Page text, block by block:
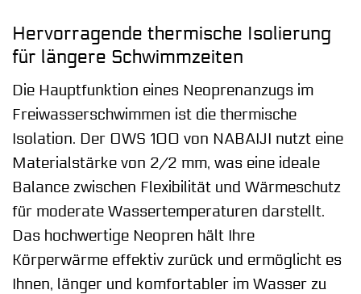
Hervorragende thermische Isolierung
für längere Schwimmzeiten
Die Hauptfunktion eines Neoprenanzugs im
Freiwasserschwimmen ist die thermische
Isolation. Der OWS 100 von NABAIJI nutzt eine
Materialstärke von 2/2 mm, was eine ideale
Balance zwischen Flexibilität und Wärmeschutz
für moderate Wassertemperaturen darstellt.
Das hochwertige Neopren hält Ihre
Körperwärme effektiv zurück und ermöglicht es
Ihnen, länger und komfortabler im Wasser zu